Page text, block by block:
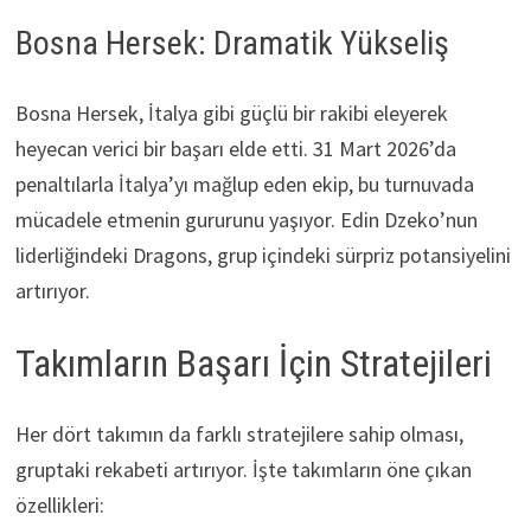
Bosna Hersek: Dramatik Yükseliş
Bosna Hersek, İtalya gibi güçlü bir rakibi eleyerek
heyecan verici bir başarı elde etti. 31 Mart 2026’da
penaltılarla İtalya’yı mağlup eden ekip, bu turnuvada
mücadele etmenin gururunu yaşıyor. Edin Dzeko’nun
liderliğindeki Dragons, grup içindeki sürpriz potansiyelini
artırıyor.
Takımların Başarı İçin Stratejileri
Her dört takımın da farklı stratejilere sahip olması,
gruptaki rekabeti artırıyor. İşte takımların öne çıkan
özellikleri: